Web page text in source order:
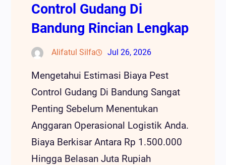
Control Gudang Di
Bandung Rincian Lengkap
Alifatul Silfa Jul 26, 2026
Mengetahui Estimasi Biaya Pest
Control Gudang Di Bandung Sangat
Penting Sebelum Menentukan
Anggaran Operasional Logistik Anda.
Biaya Berkisar Antara Rp 1.500.000
Hingga Belasan Juta Rupiah